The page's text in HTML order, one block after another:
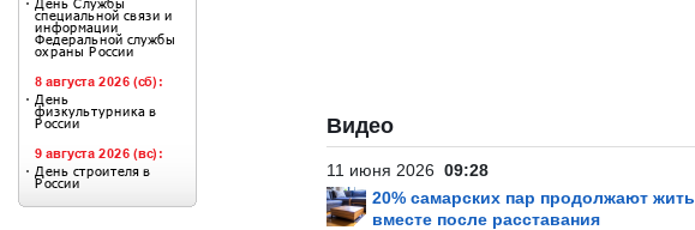
Видео
11 июня 2026 09:28
20% самарских пар продолжают жить
вместе после расставания